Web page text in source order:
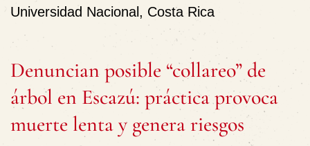
Universidad Nacional, Costa Rica
Denuncian posible “collareo” de
árbol en Escazú: práctica provoca
muerte lenta y genera riesgos